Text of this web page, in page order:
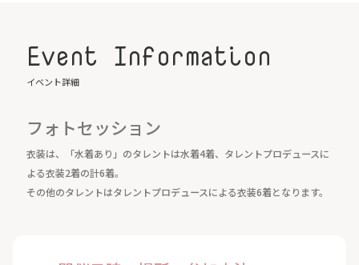
Event Information
イベント詳細
フォトセッション
衣装は、「水着あり」のタレントは水着4着、タレントプロデュースに
よる衣装2着の計6着。
その他のタレントはタレントプロデュースによる衣装6着となります。